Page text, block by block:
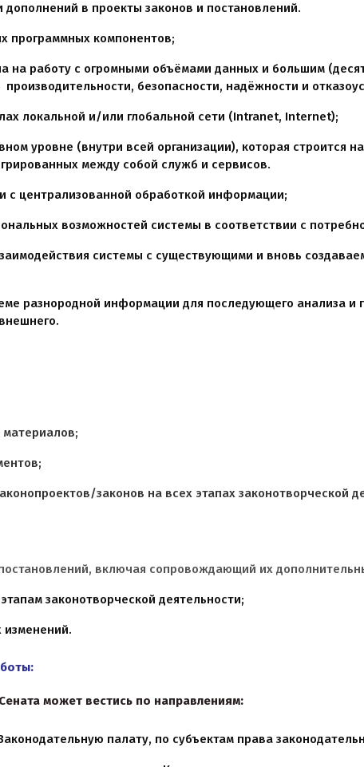
в проекты законов и постановлений.
программных компонентов;
на работу с огромными объёмами данных и большим
безопасности, надёжности и
локальной и/или глобальной сети (Intranet, Internet);
уровне (внутри всей организации), которая строится
между собой служб и сервисов.
централизованной обработкой информации;
возможностей системы в соответствии с
системы с существующими и вновь
разнородной информации для последующего анализа и
материалов;
законов на всех этапах законотворческой
включая сопровождающий их
законотворческой деятельности;
изменений.
может вестись по направлениям:
палату, по субъектам права